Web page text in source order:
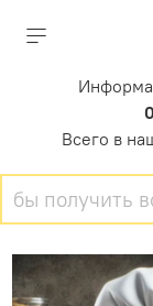
Всего в